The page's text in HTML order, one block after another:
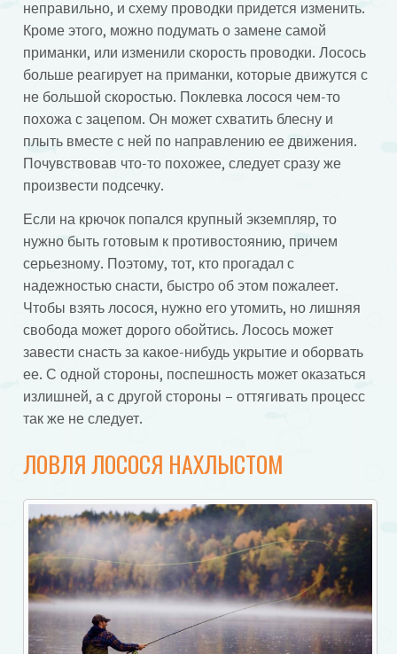
неправильно, и схему проводки придется изменить.
Кроме этого, можно подумать о замене самой
приманки, или изменили скорость проводки. Лосось
больше реагирует на приманки, которые движутся с
не большой скоростью. Поклевка лосося чем-то
похожа с зацепом. Он может схватить блесну и
плыть вместе с ней по направлению ее движения.
Почувствовав что-то похожее, следует сразу же
произвести подсечку.
Если на крючок попался крупный экземпляр, то
нужно быть готовым к противостоянию, причем
серьезному. Поэтому, тот, кто прогадал с
надежностью снасти, быстро об этом пожалеет.
Чтобы взять лосося, нужно его утомить, но лишняя
свобода может дорого обойтись. Лосось может
завести снасть за какое-нибудь укрытие и оборвать
ее. С одной стороны, поспешность может оказаться
излишней, а с другой стороны – оттягивать процесс
так же не следует.
ЛОВЛЯ ЛОСОСЯ НАХЛЫСТОМ